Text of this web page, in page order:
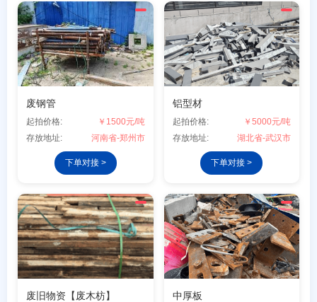
废钢管
起拍价格:
￥1500元/吨
存放地址:
河南省-郑州市
下单对接 >
铝型材
起拍价格:
￥5000元/吨
存放地址:
湖北省-武汉市
下单对接 >
废旧物资【废木枋】 中厚板